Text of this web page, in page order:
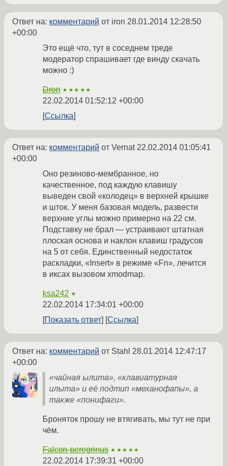
Ответ на: комментарий от iron 28.01.2014 12:28:50
+00:00
Это ещё что, тут в соседнем треде
модератор спрашивает где винду скачать
можно :)
Dron ★★★★★
22.02.2014 01:52:12 +00:00
Ссылка
Ответ на: комментарий от Vernat22.02.2014 01:05:41
+00:00
Оно резиново-мембранное, но
качественное, под каждую клавишу
выведен свой «колодец» в верхней крышке
и шток. У меня базовая модель, развести
верхние углы можно примерно на 22 см.
Подставку не брал — устраивают штатная
плоская основа и наклон клавиш градусов
на 5 от себя. Единственный недостаток
раскладки, «Insert» в режиме «Fn», лечится
в иксах вызовом xmodmap.
ksa242 ★
22.02.2014 17:34:01 +00:00
Показать ответ
Ссылка
Ответ на: комментарий от Stahl 28.01.2014 12:47:17
+00:00
«чайная ылита», «клавиатурная
илыта» и её подтип «механофапы», а
также «понифаги».
Броняток прошу не втягивать, мы тут не при
чём.
Falcon-peregrinus ★★★★★
22.02.2014 17:39:31 +00:00